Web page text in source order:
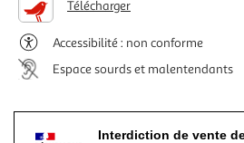
Télécharger
Accessibilité : non conforme
Espace sourds et malentendants
Interdiction de vente